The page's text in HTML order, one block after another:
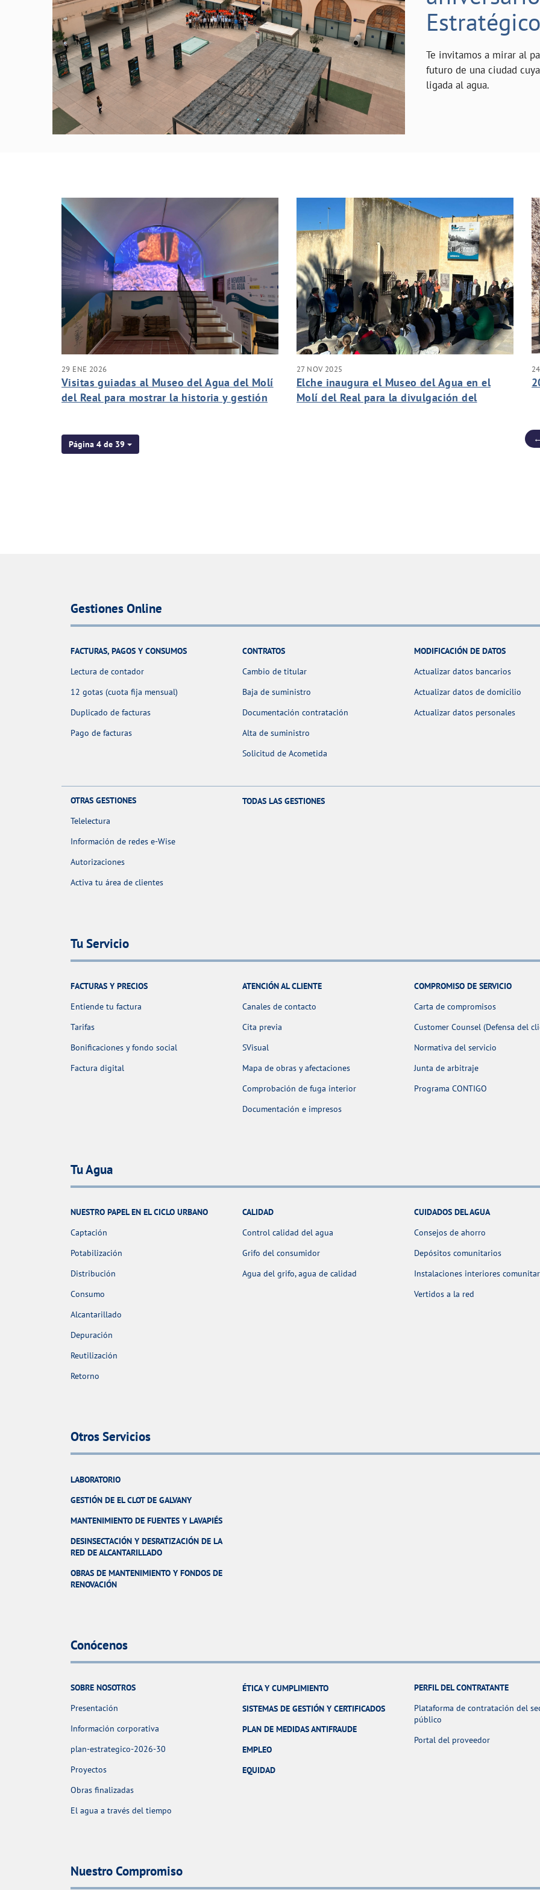
Te invitamos a mirar al
futuro de una ciudad
ligada al agua.
29 ENE 2026
Visitas guiadas al Museo del Agua del Molí
del Real para mostrar la historia y gestión
27 NOV 2025
Elche inaugura el Museo del Agua en el
Molí del Real para la divulgación del
Página 4 de 39
Gestiones Online
FACTURAS, PAGOS Y CONSUMOS
Lectura de contador
12 gotas (cuota fija mensual)
Duplicado de facturas
Pago de facturas
CONTRATOS
Cambio de titular
Baja de suministro
Documentación contratación
Alta de suministro
Solicitud de Acometida
MODIFICACIÓN DE DATOS
Actualizar datos bancarios
Actualizar datos de domicilio
Actualizar datos personales
OTRAS GESTIONES
Telelectura
Información de redes e-Wise
Autorizaciones
Activa tu área de clientes
TODAS LAS GESTIONES
Tu Servicio
FACTURAS Y PRECIOS
Entiende tu factura
Tarifas
Bonificaciones y fondo social
Factura digital
ATENCIÓN AL CLIENTE
Canales de contacto
Cita previa
SVisual
Mapa de obras y afectaciones
Comprobación de fuga interior
Documentación e impresos
COMPROMISO DE SERVICIO
Carta de compromisos
Customer Counsel (Defensa del
Normativa del servicio
Junta de arbitraje
Programa CONTIGO
Tu Agua
NUESTRO PAPEL EN EL CICLO URBANO
Captación
Potabilización
Distribución
Consumo
Alcantarillado
Depuración
Reutilización
Retorno
CALIDAD
Control calidad del agua
Grifo del consumidor
Agua del grifo, agua de calidad
CUIDADOS DEL AGUA
Consejos de ahorro
Depósitos comunitarios
Instalaciones interiores
Vertidos a la red
Otros Servicios
LABORATORIO
GESTIÓN DE EL CLOT DE GALVANY
MANTENIMIENTO DE FUENTES Y LAVAPIÉS
DESINSECTACIÓN Y DESRATIZACIÓN DE LA
RED DE ALCANTARILLADO
OBRAS DE MANTENIMIENTO Y FONDOS DE
RENOVACIÓN
Conócenos
SOBRE NOSOTROS
Presentación
Información corporativa
plan-estrategico-2026-30
Proyectos
Obras finalizadas
El agua a través del tiempo
ÉTICA Y CUMPLIMIENTO
SISTEMAS DE GESTIÓN Y CERTIFICADOS
PLAN DE MEDIDAS ANTIFRAUDE
EMPLEO
EQUIDAD
PERFIL DEL CONTRATANTE
Plataforma de contratación del
público
Portal del proveedor
Nuestro Compromiso